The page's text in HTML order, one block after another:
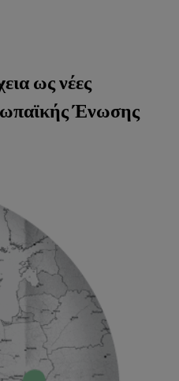
ως νέες
Ένωσης